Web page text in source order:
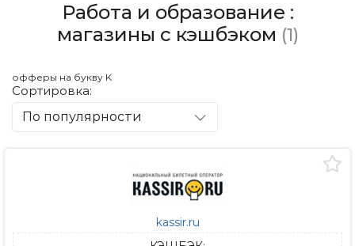
Работа и образование :
магазины с кэшбэком (1)
офферы на букву K
Сортировка:
По популярности
kassir.ru